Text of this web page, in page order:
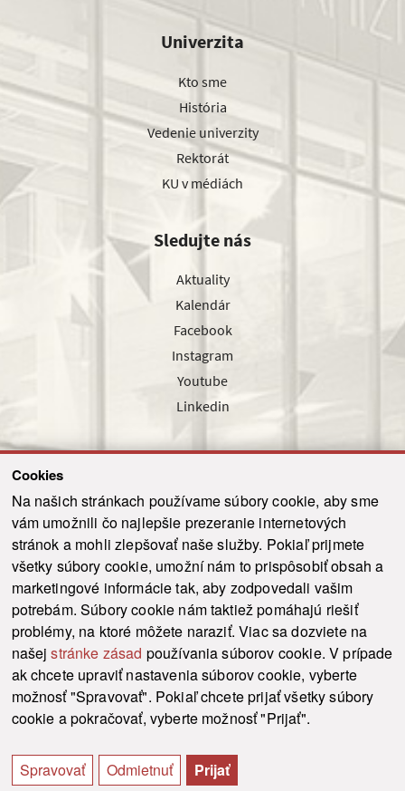
Cookies
Na našich stránkach používame súbory cookie, aby sme
vám umožnili čo najlepšie prezeranie internetových
stránok a mohli zlepšovať naše služby. Pokiaľ prijmete
všetky súbory cookie, umožní nám to prispôsobiť obsah a
marketingové informácie tak, aby zodpovedali vašim
potrebám. Súbory cookie nám taktiež pomáhajú riešiť
problémy, na ktoré môžete naraziť. Viac sa dozviete na
našejstránke zásad používania súborov cookie. V prípade
ak chcete upraviť nastavenia súborov cookie, vyberte
možnosť "Spravovať". Pokiaľ chcete prijať všetky súbory
cookie a pokračovať, vyberte možnosť "Prijať".
Spravovať Odmietnuť Prijať
Univerzita
Kto sme
História
Vedenie univerzity
Rektorát
KU v médiách
Sledujte nás
Aktuality
Kalendár
Facebook
Instagram
Youtube
Linkedin
Odoslať
© 2021-2026 ku.sk. Všetky práva vyhradené. | Ochrana osobných údajov
Vyhlásenie o prístupnosti |
Admin
This site is protected by reCAPTCHA and the Google Privacy Policy and Terms of
Service
apply.